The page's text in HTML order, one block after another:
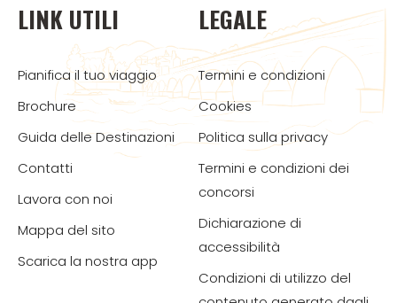
LINK UTILI
Pianifica il tuo viaggio
Brochure
Guida delle Destinazioni
Contatti
Lavora con noi
Mappa del sito
Scarica la nostra app
LEGALE
Termini e condizioni
Cookies
Politica sulla privacy
Termini e condizioni dei
concorsi
Dichiarazione di
accessibilità
Condizioni di utilizzo del